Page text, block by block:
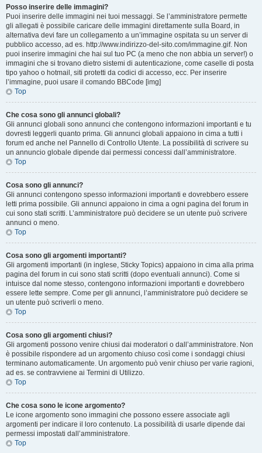
Posso inserire delle immagini?
Puoi inserire delle immagini nei tuoi messaggi. Se l’amministratore permette
gli allegati è possibile caricare delle immagini direttamente sulla Board, in
alternativa devi fare un collegamento a un’immagine ospitata su un server di
pubblico accesso, ad es. http://www.indirizzo-del-sito.com/immagine.gif. Non
puoi inserire immagini che hai sul tuo PC (a meno che non abbia un server!) o
immagini che si trovano dietro sistemi di autenticazione, come caselle di posta
tipo yahoo o hotmail, siti protetti da codici di accesso, ecc. Per inserire
l’immagine, puoi usare il comando BBCode [img]
Top
Che cosa sono gli annunci globali?
Gli annunci globali sono annunci che contengono informazioni importanti e tu
dovresti leggerli quanto prima. Gli annunci globali appaiono in cima a tutti i
forum ed anche nel Pannello di Controllo Utente. La possibilità di scrivere su
un annuncio globale dipende dai permessi concessi dall’amministratore.
Top
Cosa sono gli annunci?
Gli annunci contengono spesso informazioni importanti e dovrebbero essere
letti prima possibile. Gli annunci appaiono in cima a ogni pagina del forum in
cui sono stati scritti. L’amministratore può decidere se un utente può scrivere
annunci o meno.
Top
Cosa sono gli argomenti importanti?
Gli argomenti importanti (in inglese, Sticky Topics) appaiono in cima alla prima
pagina del forum in cui sono stati scritti (dopo eventuali annunci). Come si
intuisce dal nome stesso, contengono informazioni importanti e dovrebbero
essere lette sempre. Come per gli annunci, l’amministratore può decidere se
un utente può scriverli o meno.
Top
Cosa sono gli argomenti chiusi?
Gli argomenti possono venire chiusi dai moderatori o dall’amministratore. Non
è possibile rispondere ad un argomento chiuso così come i sondaggi chiusi
terminano automaticamente. Un argomento può venir chiuso per varie ragioni,
ad es. se contravviene ai Termini di Utilizzo.
Top
Che cosa sono le icone argomento?
Le icone argomento sono immagini che possono essere associate agli
argomenti per indicare il loro contenuto. La possibilità di usarle dipende dai
permessi impostati dall’amministratore.
Top